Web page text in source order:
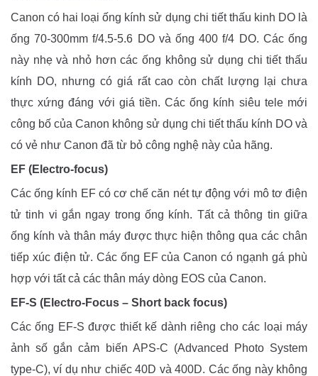
Canon có hai loại ống kính sử dụng chi tiết thấu kinh DO là
ống 70-300mm f/4.5-5.6 DO và ống 400 f/4 DO. Các ống
này nhẹ và nhỏ hơn các ống không sử dụng chi tiết thấu
kính DO, nhưng có giá rất cao còn chất lượng lại chưa
thực xứng đáng với giá tiền. Các ống kính siêu tele mới
công bố của Canon không sử dụng chi tiết thấu kính DO và
có vẻ như Canon đã từ bỏ công nghệ này của hãng.
EF (Electro-focus)
Các ống kính EF có cơ chế căn nét tự động với mô tơ điện
tử tinh vi gắn ngay trong ống kính. Tất cả thông tin giữa
ống kính và thân máy được thực hiện thông qua các chân
tiếp xúc điện tử. Các ống EF của Canon có ngạnh gá phù
hợp với tất cả các thân máy dòng EOS của Canon.
EF-S (Electro-Focus – Short back focus)
Các ống EF-S được thiết kế dành riêng cho các loại máy
ảnh số gắn cảm biến APS-C (Advanced Photo System
type-C), ví dụ như chiếc 40D và 400D. Các ống này không